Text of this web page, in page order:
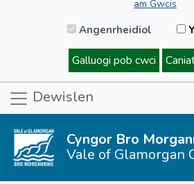
am Gwcis
Angenrheidiol
Galluogi pob cwci
Dewislen
Cyngor Bro
Vale of Glamorgan